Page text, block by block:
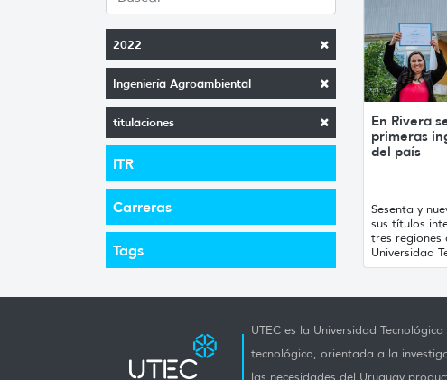
2022
Ingeniería Agroambiental
titulaciones
ITR
Carreras
Tags
En Rivera
primeras
del país
Sesenta y
sus títulos
tres regiones
Universidad
UTEC es la Universidad
tecnológico, orientada a la